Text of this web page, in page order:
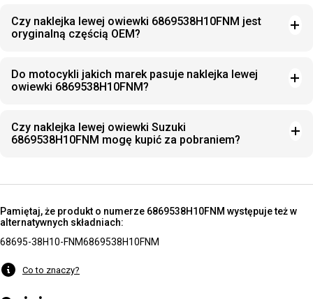
Czy naklejka lewej owiewki 6869538H10FNM jest
oryginalną częścią OEM?
Do motocykli jakich marek pasuje naklejka lewej
owiewki 6869538H10FNM?
Czy naklejka lewej owiewki Suzuki
6869538H10FNM mogę kupić za pobraniem?
Pamiętaj, że produkt o numerze 6869538H10FNM występuje też w
alternatywnych składniach:
68695-38H10-FNM6869538H10FNM
Co to znaczy?